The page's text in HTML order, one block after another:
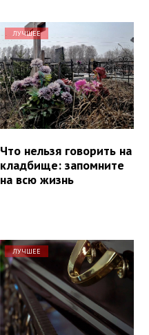
ЛУЧШЕЕ
Что нельзя говорить на
кладбище: запомните
на всю жизнь
ЛУЧШЕЕ